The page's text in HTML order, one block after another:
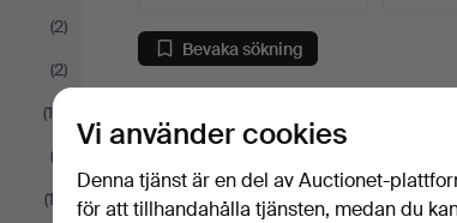
(2)
(2)
(10)
(2)
(13)
Bevaka sökning
Vi använder cookies
Denna tjänst är en del av Auctionet-
för att tillhandahålla tjänsten, medan du